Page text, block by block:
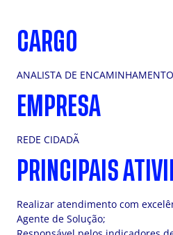
CARGO
ANALISTA DE
EMPRESA
REDE CIDADÃ
PRINCIPAIS
Realizar atendimento com
Agente de Solução;